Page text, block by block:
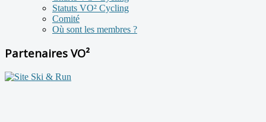
Statuts VO² Cycling
Comité
Où sont les membres ?
Partenaires VO²